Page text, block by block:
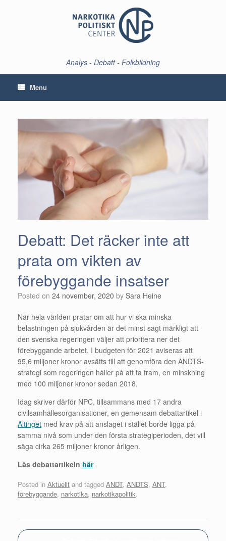
Analys - Debatt - Folkbildning
Menu
Debatt: Det räcker inte att
prata om vikten av
förebyggande insatser
Posted on 24 november, 2020 by Sara Heine
När hela världen pratar om att hur vi ska minska
belastningen på sjukvården är det minst sagt märkligt att
den svenska regeringen väljer att prioritera ner det
förebyggande arbetet. I budgeten för 2021 aviseras att
95,6 miljoner kronor avsätts till att genomföra den ANDTS-
strategi som regeringen håller på att ta fram, en minskning
med 100 miljoner kronor sedan 2018.
Idag skriver därför NPC, tillsammans med 17 andra
civilsamhällesorganisationer, en gemensam debattartikel i
Altinget med krav på att anslaget i stället borde ligga på
samma nivå som under den första strategiperioden, det vill
säga cirka 265 miljoner kronor årligen.
Läs debattartikeln här
Posted in Aktuellt and tagged ANDT, ANDTS, ANT,
förebyggande, narkotika, narkotikapolitik.
Post navigation